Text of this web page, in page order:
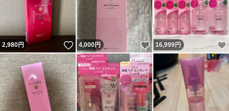
2,980円 いいね！
4,000円 いいね！
16,999円